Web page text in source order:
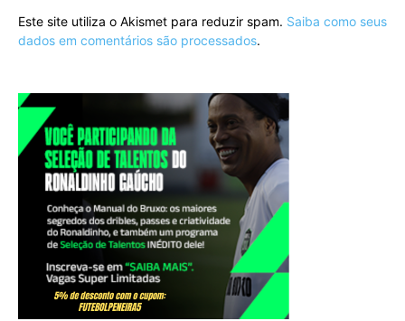
Este site utiliza o Akismet para reduzir spam. Saiba como seus
dados em comentários são processados.